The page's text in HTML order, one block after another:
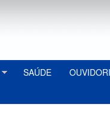
SAÚDE